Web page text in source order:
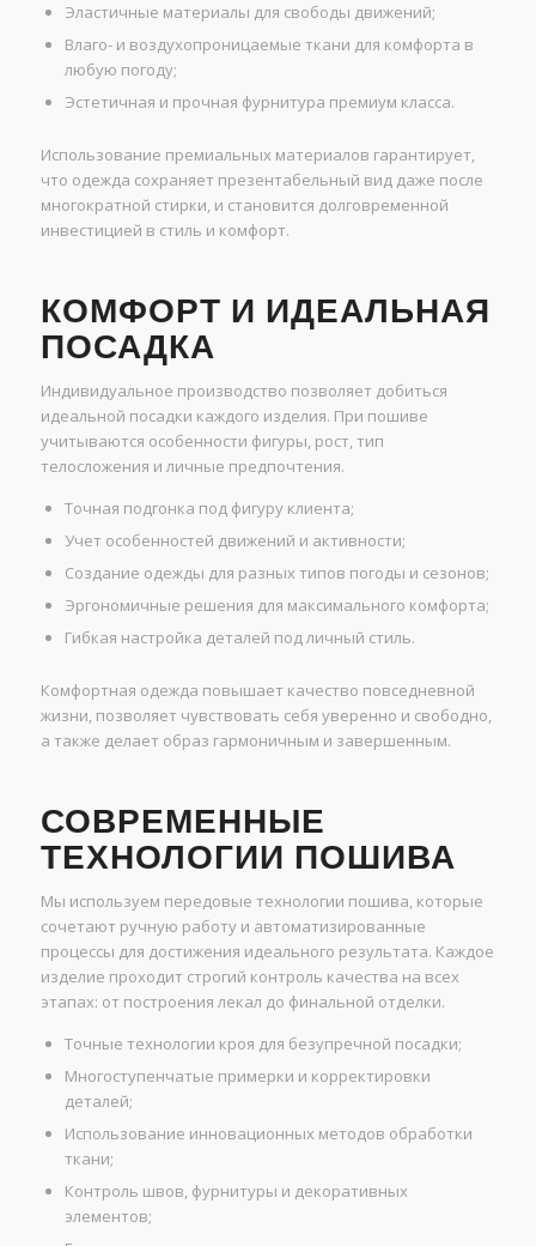
Эластичные материалы для свободы движений;
Влаго- и воздухопроницаемые ткани для комфорта в
любую погоду;
Эстетичная и прочная фурнитура премиум класса.
Использование премиальных материалов гарантирует,
что одежда сохраняет презентабельный вид даже после
многократной стирки, и становится долговременной
инвестицией в стиль и комфорт.
КОМФОРТ И ИДЕАЛЬНАЯ
ПОСАДКА
Индивидуальное производство позволяет добиться
идеальной посадки каждого изделия. При пошиве
учитываются особенности фигуры, рост, тип
телосложения и личные предпочтения.
Точная подгонка под фигуру клиента;
Учет особенностей движений и активности;
Создание одежды для разных типов погоды и сезонов;
Эргономичные решения для максимального комфорта;
Гибкая настройка деталей под личный стиль.
Комфортная одежда повышает качество повседневной
жизни, позволяет чувствовать себя уверенно и свободно,
а также делает образ гармоничным и завершенным.
СОВРЕМЕННЫЕ
ТЕХНОЛОГИИ ПОШИВА
Мы используем передовые технологии пошива, которые
сочетают ручную работу и автоматизированные
процессы для достижения идеального результата. Каждое
изделие проходит строгий контроль качества на всех
этапах: от построения лекал до финальной отделки.
Точные технологии кроя для безупречной посадки;
Многоступенчатые примерки и корректировки
деталей;
Использование инновационных методов обработки
ткани;
Контроль швов, фурнитуры и декоративных
элементов;